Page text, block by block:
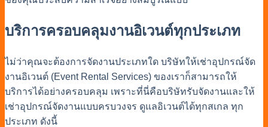
บริการครอบคลุมงานอิเวนต์ทุกประเภท
ไม่ว่าคุณจะต้องการจัดงานประเภทใด บริษัทให้เช่าอุปกรณ์จัด
งานอิเวนต์ (Event Rental Services) ของเราก็สามารถให้
บริการได้อย่างครอบคลุม เพราะที่นี่คือบริษัทรับจัดงานและให้
เช่าอุปกรณ์จัดงานแบบครบวงจร ดูแลอิเวนต์ได้ทุกสเกล ทุก
ประเภท ดังนี้